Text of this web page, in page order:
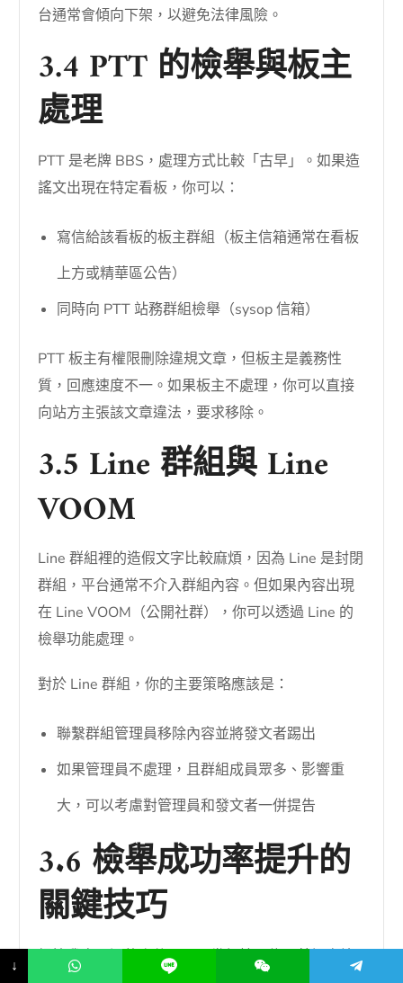
台通常會傾向下架，以避免法律風險。
3.4 PTT 的檢舉與板主
處理
PTT 是老牌 BBS，處理方式比較「古早」。如果造
謠文出現在特定看板，你可以：
寫信給該看板的板主群組（板主信箱通常在看板
上方或精華區公告）
同時向 PTT 站務群組檢舉（sysop 信箱）
PTT 板主有權限刪除違規文章，但板主是義務性
質，回應速度不一。如果板主不處理，你可以直接
向站方主張該文章違法，要求移除。
3.5 Line 群組與 Line
VOOM
Line 群組裡的造假文字比較麻煩，因為 Line 是封閉
群組，平台通常不介入群組內容。但如果內容出現
在 Line VOOM（公開社群），你可以透過 Line 的
檢舉功能處理。
對於 Line 群組，你的主要策略應該是：
聯繫群組管理員移除內容並將發文者踢出
如果管理員不處理，且群組成員眾多、影響重
大，可以考慮對管理員和發文者一併提告
3.6 檢舉成功率提升的
關鍵技巧
根據我處理過的案件，以下幾個技巧能顯著提高檢
↓